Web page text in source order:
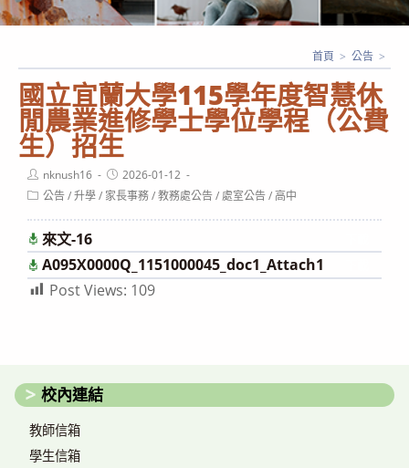
國立宜蘭大學115學年度智慧休
閒農業進修學士學位學程（公費
生）招生
首頁 > 公告 >
Post
author:
nknush16
Post
published:
2026-01-12
Post公告/升學/ 家長事務/教務處公告/處室公告/高中
來文-16
A095X0000Q_1151000045_doc1_Attach1
Post Views: 109
校內連結
教師信箱
學生信箱